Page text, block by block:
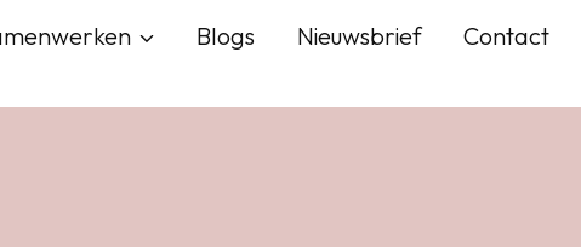
Blogs Nieuwsbrief Contact